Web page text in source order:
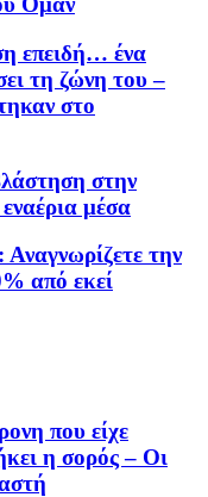
επειδή… ένα
τη ζώνη του –
στο
στην
μέσα
την
από εκεί
που είχε
η σορός – Οι